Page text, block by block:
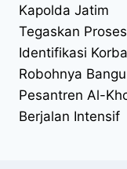
Kapolda Jatim
Tegaskan Proses
Identifikasi
Robohnya
Pesantren Al-
Berjalan Intensif